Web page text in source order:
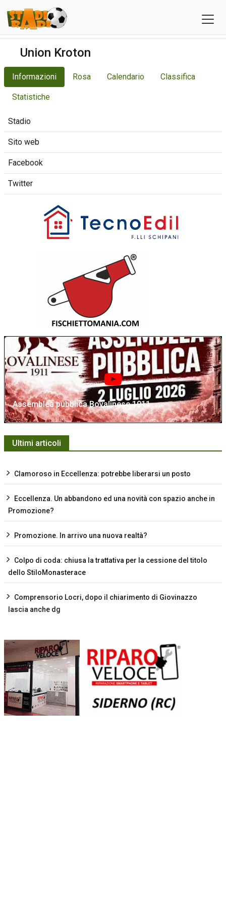
Union Kroton
Informazioni Rosa Calendario Classifica
Statistiche
Stadio
Sito web
Facebook
Twitter
Assemblea pubblica Bovalinese 1911
Ultimi articoli
Clamoroso in Eccellenza: potrebbe liberarsi un posto
Eccellenza. Un abbandono ed una novità con spazio anche in
Promozione?
Promozione. In arrivo una nuova realtà?
Colpo di coda: chiusa la trattativa per la cessione del titolo
dello StiloMonasterace
Comprensorio Locri, dopo il chiarimento di Giovinazzo
lascia anche dg